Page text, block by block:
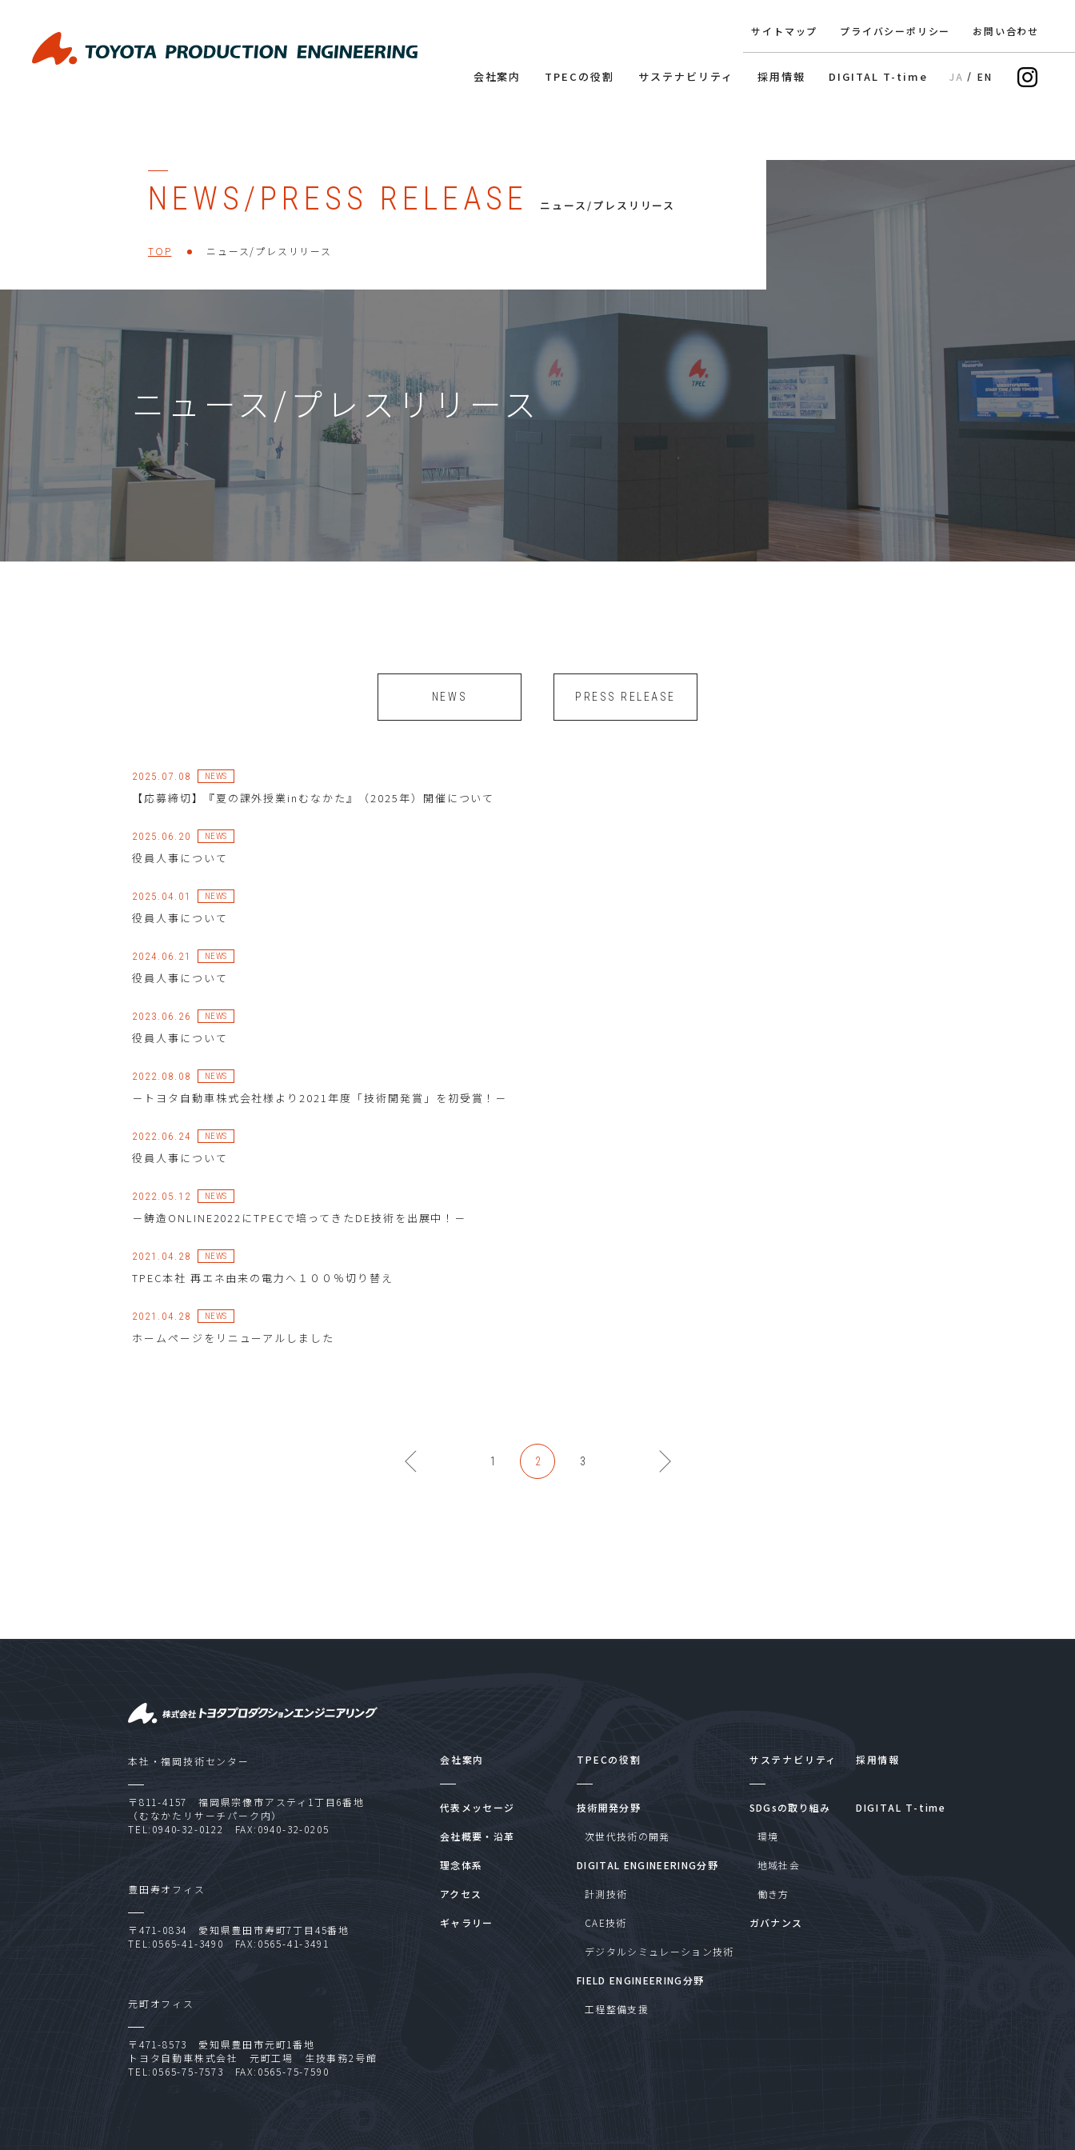
サイトマップ プライバシーポリシー お問い合わせ
会社案内 TPECの役割 サステナビリティ 採用情報 DIGITAL T-time JA EN
NEWS/PRESS RELEASE ニュース/プレスリリース
TOP ニュース/プレスリリース
ニュース/プレスリリース
NEWS PRESS RELEASE
2025.07.08 NEWS
【応募締切】『夏の課外授業inむなかた』（2025年）開催について
2025.06.20 NEWS
役員人事について
2025.04.01 NEWS
役員人事について
2024.06.21 NEWS
役員人事について
2023.06.26 NEWS
役員人事について
2022.08.08 NEWS
－トヨタ自動車株式会社様より2021年度「技術開発賞」を初受賞！－
2022.06.24 NEWS
役員人事について
2022.05.12 NEWS
－鋳造ONLINE2022にTPECで培ってきたDE技術を出展中！－
2021.04.28 NEWS
TPEC本社 再エネ由来の電力へ１００％切り替え
2021.04.28 NEWS
ホームページをリニューアルしました
1 2 3
本社・福岡技術センター
〒811-4157 福岡県宗像市アスティ1丁目6番地
（むなかたリサーチパーク内）
TEL:0940-32-0122 FAX:0940-32-0205
豊田寿オフィス
〒471-0834 愛知県豊田市寿町7丁目45番地
TEL:0565-41-3490 FAX:0565-41-3491
元町オフィス
〒471-8573 愛知県豊田市元町1番地
トヨタ自動車株式会社 元町工場 生技事務2号館
TEL:0565-75-7573 FAX:0565-75-7590
会社案内
代表メッセージ
会社概要・沿革
理念体系
アクセス
ギャラリー
TPECの役割
技術開発分野
次世代技術の開発
DIGITAL ENGINEERING分野
計測技術
CAE技術
デジタルシミュレーション技術
FIELD ENGINEERING分野
工程整備支援
サステナビリティ
SDGsの取り組み
環境
地域社会
働き方
ガバナンス
採用情報
DIGITAL T-time